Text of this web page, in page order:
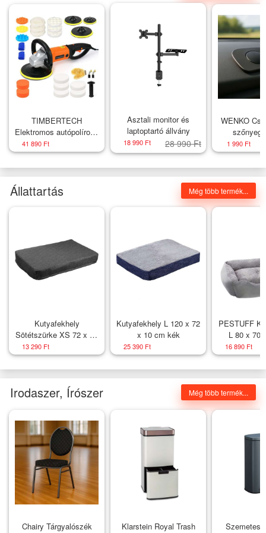
TIMBERTECH
Elektromos autópolírozó
1400 W
41 890 Ft
Asztali monitor és
laptoptartó állvány
18 990 Ft 28 990 Ft
WENKO
szőnyeg
1 990 Ft
Állattartás Még több termék...
Kutyafekhely
Sötétszürke XS 72 x 50
x 10 cm
13 290 Ft
Kutyafekhely L 120 x 72
x 10 cm kék
25 390 Ft
PESTUFF
L 80 x 70
16 890 Ft
Irodaszer, Írószer Még több termék...
Chairy Tárgyalószék
Klarstein Royal Trash